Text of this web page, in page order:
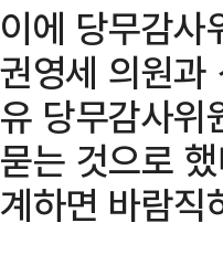
이에 당무감
권영세 의원과
유 당무감사위
묻는 것으로
계하면 바람직